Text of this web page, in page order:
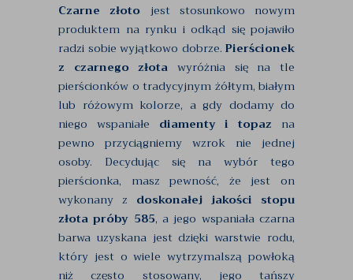
Czarne złoto jest stosunkowo nowym
produktem na rynku i odkąd się pojawiło
radzi sobie wyjątkowo dobrze. Pierścionek
z czarnego złota wyróżnia się na tle
pierścionków o tradycyjnym żółtym, białym
lub różowym kolorze, a gdy dodamy do
niego wspaniałe diamenty i topaz na
pewno przyciągniemy wzrok nie jednej
osoby. Decydując się na wybór tego
pierścionka, masz pewność, że jest on
wykonany z doskonałej jakości stopu
złota próby 585, a jego wspaniała czarna
barwa uzyskana jest dzięki warstwie rodu,
który jest o wiele wytrzymalszą powłoką
niż często stosowany, jego tańszy